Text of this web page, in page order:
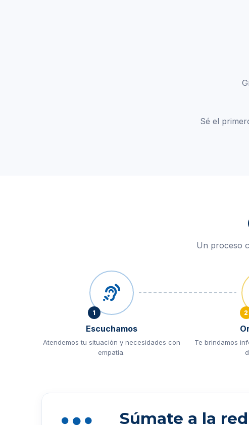
Sé el
Un proceso
1
Escuchamos
Atendemos tu situación y necesidades con
empatía.
2
Te brindamos
Súmate a la